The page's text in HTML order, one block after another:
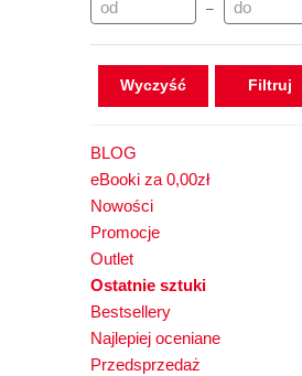
–
Wyczyść
BLOG
eBooki za 0,00zł
Nowości
Promocje
Outlet
Ostatnie sztuki
Bestsellery
Najlepiej oceniane
Przedsprzedaż